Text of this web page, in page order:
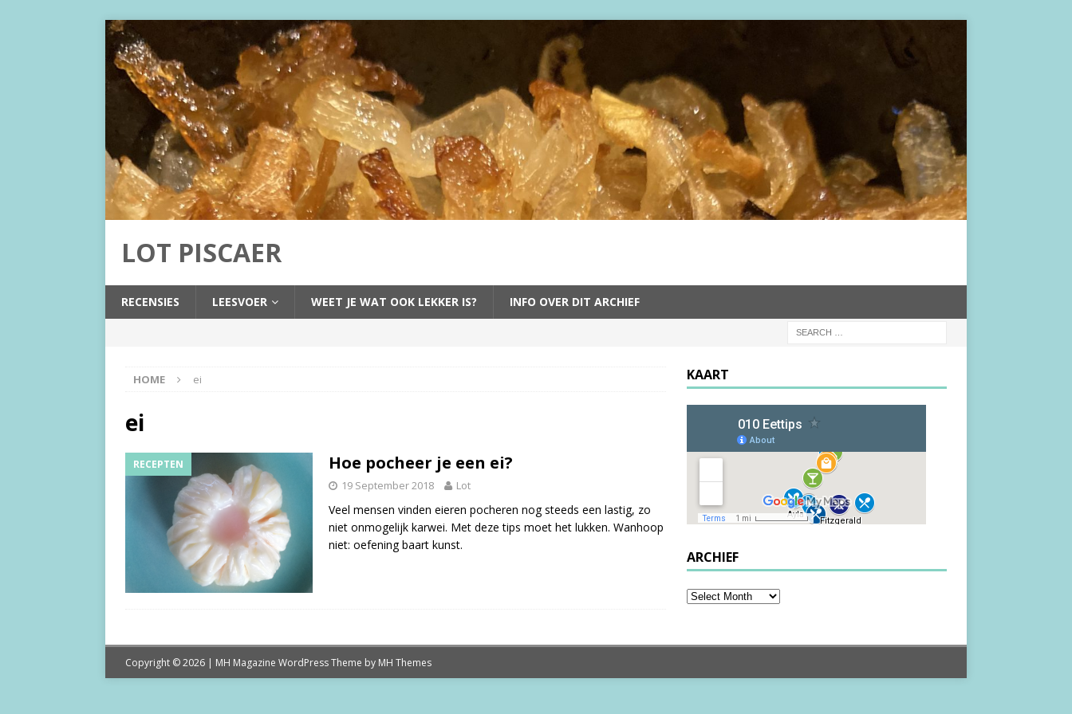
LOT PISCAER
RECENSIES LEESVOER WEET JE WAT OOK LEKKER IS? INFO OVER DIT ARCHIEF
HOME ei
ei
RECEPTEN Hoe pocheer je een ei?
19 September 2018 Lot
Veel mensen vinden eieren pocheren nog steeds een lastig, zo
niet onmogelijk karwei. Met deze tips moet het lukken. Wanhoop
niet: oefening baart kunst.
KAART
ARCHIEF
Copyright © 2026 | MH Magazine WordPress Theme by MH Themes